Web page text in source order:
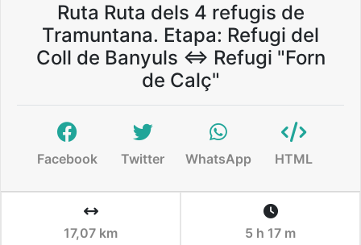
Ruta Ruta dels 4 refugis de
Tramuntana. Etapa: Refugi del
Coll de Banyuls <=> Refugi "Forn
de Calç"
Facebook Twitter WhatsApp HTML
17,07 km 5 h 17 m